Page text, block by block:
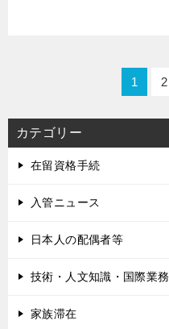
1 2
カテゴリー
在留資格手続
入管ニュース
日本人の配偶者等
技術・人文知識・国際業務
家族滞在